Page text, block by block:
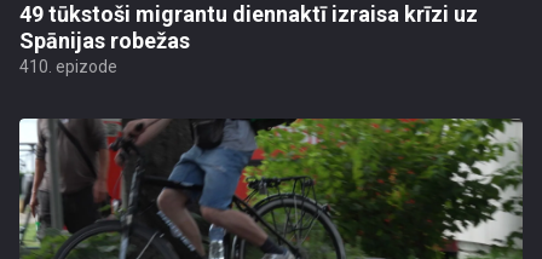
49 tūkstoši migrantu diennaktī izraisa krīzi uz
Spānijas robežas
410. epizode